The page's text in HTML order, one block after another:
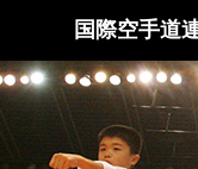
国際空手道